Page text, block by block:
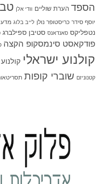
הספד הערת שוליים וודי אלן
יוסף סידר כריסטופר נולן לייב בלוג מדע
נטפליקס סאנדאנס סטיבן ספילברג
פודקאסט סינמסקופ הקצה
קולנוע ישראלי
קטנוניזם שוברי קופות